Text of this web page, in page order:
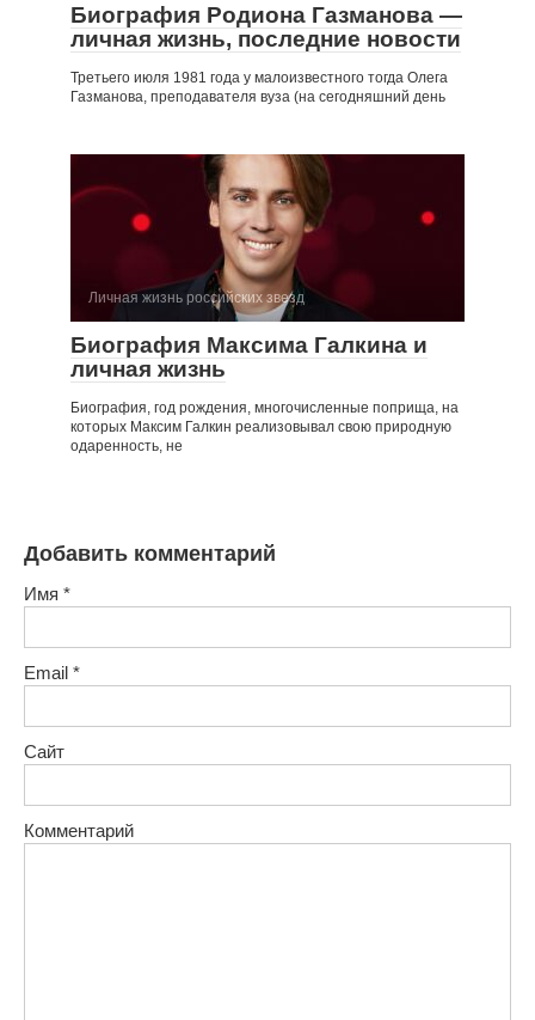
Биография Родиона Газманова —
личная жизнь, последние новости
Третьего июля 1981 года у малоизвестного тогда Олега
Газманова, преподавателя вуза (на сегодняшний день
Личная жизнь российских звезд
Биография Максима Галкина и
личная жизнь
Биография, год рождения, многочисленные поприща, на
которых Максим Галкин реализовывал свою природную
одаренность, не
Добавить комментарий
Имя *
Email *
Сайт
Комментарий